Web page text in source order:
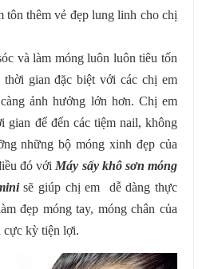
tôn thêm vẻ đẹp lung linh cho chị
và làm móng luôn luôn tiêu tốn
thời gian đặc biệt với các chị em
ảnh hưởng lớn hơn. Chị em
gian để đến các tiệm nail, không
những bộ móng xinh đẹp của
đó với Máy sấy khô sơn móng
sẽ giúp chị em dễ dàng thực
đẹp móng tay, móng chân của
cực kỳ tiện lợi.